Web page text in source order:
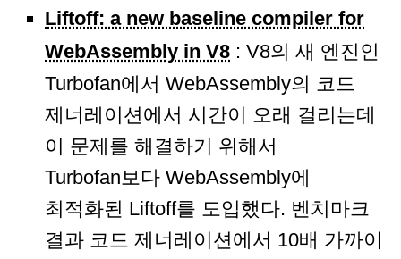
Liftoff: a new baseline compiler for
WebAssembly in V8 : V8의 새 엔진인
Turbofan에서 WebAssembly의 코드
제너레이션에서 시간이 오래 걸리는데
이 문제를 해결하기 위해서
Turbofan보다 WebAssembly에
최적화된 Liftoff를 도입했다. 벤치마크
결과 코드 제너레이션에서 10배 가까이